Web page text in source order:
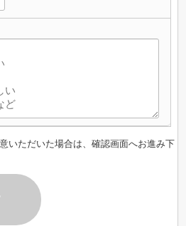
いただいた場合は、確認画面へお進み下